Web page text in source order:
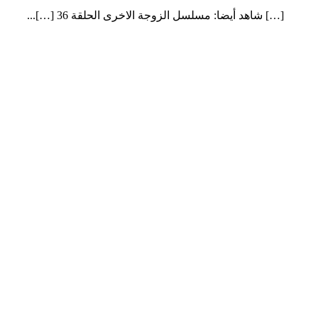
[…] شاهد أيضا: مسلسل الزوجة الاخرى الحلقة 36 […]...